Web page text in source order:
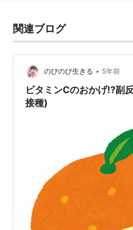
関連ブログ
のびのび生きる • 5年前
ビタミンCのおかげ⁉︎副
接種)